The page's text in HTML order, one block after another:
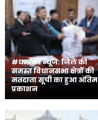
#धमाका न्यूज: जिले की
समस्त विधानसभा क्षेत्रों की
मतदाता सूची का हुआ अंतिम
प्रकाशन